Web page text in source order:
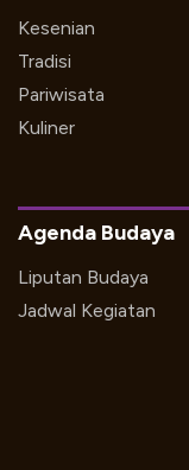
Kesenian
Tradisi
Pariwisata
Kuliner
Agenda Budaya
Liputan Budaya
Jadwal Kegiatan